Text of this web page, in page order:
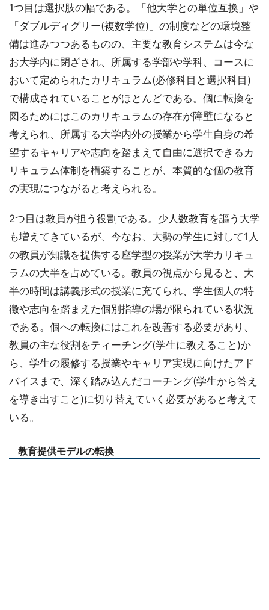
1つ目は選択肢の幅である。「他大学との単位互換」や
「ダブルディグリー(複数学位)」の制度などの環境整
備は進みつつあるものの、主要な教育システムは今な
お大学内に閉ざされ、所属する学部や学科、コースに
おいて定められたカリキュラム(必修科目と選択科目)
で構成されていることがほとんどである。個に転換を
図るためにはこのカリキュラムの存在が障壁になると
考えられ、所属する大学内外の授業から学生自身の希
望するキャリアや志向を踏まえて自由に選択できるカ
リキュラム体制を構築することが、本質的な個の教育
の実現につながると考えられる。
2つ目は教員が担う役割である。少人数教育を謳う大学
も増えてきているが、今なお、大勢の学生に対して1人
の教員が知識を提供する座学型の授業が大学カリキュ
ラムの大半を占めている。教員の視点から見ると、大
半の時間は講義形式の授業に充てられ、学生個人の特
徴や志向を踏まえた個別指導の場が限られている状況
である。個への転換にはこれを改善する必要があり、
教員の主な役割をティーチング(学生に教えること)か
ら、学生の履修する授業やキャリア実現に向けたアド
バイスまで、深く踏み込んだコーチング(学生から答え
を導き出すこと)に切り替えていく必要があると考えて
いる。
教育提供モデルの転換